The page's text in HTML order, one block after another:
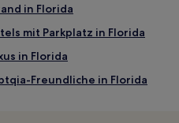
in Florida
mit Parkplatz in Florida
in Florida
Freundliche in Florida